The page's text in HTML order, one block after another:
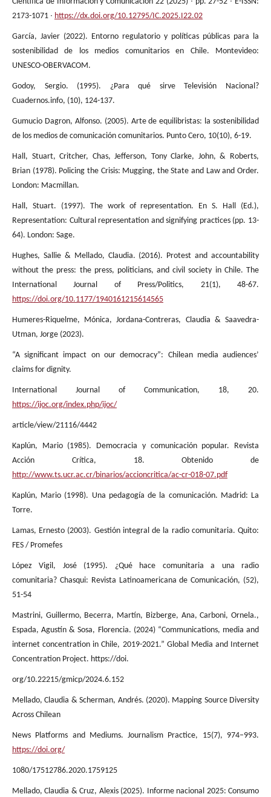
2173-1071 ∙ https://dx.doi.org/10.12795/IC.2025.I22.02
García, Javier (2022). Entorno regulatorio y políticas públicas para la
sostenibilidad de los medios comunitarios en Chile. Montevideo:
UNESCO-OBERVACOM.
Godoy, Sergio. (1995). ¿Para qué sirve Televisión Nacional?
Cuadernos.info, (10), 124-137.
Gumucio Dagron, Alfonso. (2005). Arte de equilibristas: la sostenibilidad
de los medios de comunicación comunitarios. Punto Cero, 10(10), 6-19.
Hall, Stuart, Critcher, Chas, Jefferson, Tony Clarke, John, & Roberts,
Brian (1978). Policing the Crisis: Mugging, the State and Law and Order.
London: Macmillan.
Hall, Stuart. (1997). The work of representation. En S. Hall (Ed.),
Representation: Cultural representation and signifying practices (pp. 13-
64). London: Sage.
Hughes, Sallie & Mellado, Claudia. (2016). Protest and accountability
without the press: the press, politicians, and civil society in Chile. The
International Journal of Press/Politics, 21(1), 48-67.
https://doi.org/10.1177/1940161215614565
Humeres-Riquelme, Mónica, Jordana-Contreras, Claudia & Saavedra-
Utman, Jorge (2023).
“A significant impact on our democracy”: Chilean media audiences’
claims for dignity.
International Journal of Communication, 18, 20.
https://ijoc.org/index.php/ijoc/
article/view/21116/4442
Kaplún, Mario (1985). Democracia y comunicación popular. Revista
Acción Crítica, 18. Obtenido de
http://www.ts.ucr.ac.cr/binarios/accioncritica/ac-cr-018-07.pdf
Kaplún, Mario (1998). Una pedagogía de la comunicación. Madrid: La
Torre.
Lamas, Ernesto (2003). Gestión integral de la radio comunitaria. Quito:
FES / Promefes
López Vigil, José (1995). ¿Qué hace comunitaria a una radio
comunitaria? Chasqui: Revista Latinoamericana de Comunicación, (52),
51-54
Mastrini, Guillermo, Becerra, Martín, Bizberge, Ana, Carboni, Ornela.,
Espada, Agustín & Sosa, Florencia. (2024) “Communications, media and
internet concentration in Chile, 2019-2021.” Global Media and Internet
Concentration Project. https://doi.
org/10.22215/gmicp/2024.6.152
Mellado, Claudia & Scherman, Andrés. (2020). Mapping Source Diversity
Across Chilean
News Platforms and Mediums. Journalism Practice, 15(7), 974–993.
https://doi.org/
1080/17512786.2020.1759125
Mellado, Claudia & Cruz, Alexis (2025). Informe nacional 2025: Consumo